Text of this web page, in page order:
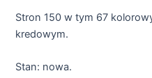
Stron 150 w tym 67
kredowym.
Stan: nowa.